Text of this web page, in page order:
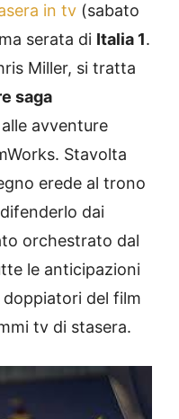
in tv (sabato
serata di Italia 1.
Miller, si tratta
saga
avventure
Stavolta
erede al trono
dai
orchestrato dal
le anticipazioni
doppiatori del film
tv di stasera.